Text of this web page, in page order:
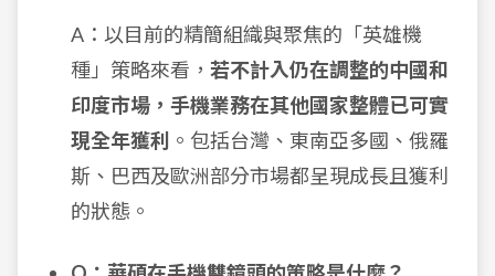
A：以目前的精簡組織與聚焦的「英雄機
種」策略來看， 若不計入仍在調整的中國和
印度市場，手機業務在其他國家整體已可實
現全年獲利 。包括台灣、東南亞多國、俄羅
斯、巴西及歐洲部分市場都呈現成長且獲利
的狀態。